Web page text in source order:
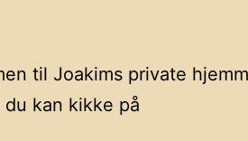
til Joakims private
du kan kikke på